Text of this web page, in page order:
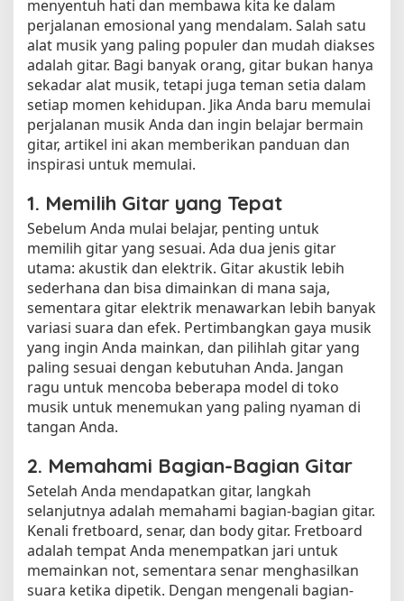
menyentuh hati dan membawa kita ke dalam
perjalanan emosional yang mendalam. Salah satu
alat musik yang paling populer dan mudah diakses
adalah gitar. Bagi banyak orang, gitar bukan hanya
sekadar alat musik, tetapi juga teman setia dalam
setiap momen kehidupan. Jika Anda baru memulai
perjalanan musik Anda dan ingin belajar bermain
gitar, artikel ini akan memberikan panduan dan
inspirasi untuk memulai.
1. Memilih Gitar yang Tepat
Sebelum Anda mulai belajar, penting untuk
memilih gitar yang sesuai. Ada dua jenis gitar
utama: akustik dan elektrik. Gitar akustik lebih
sederhana dan bisa dimainkan di mana saja,
sementara gitar elektrik menawarkan lebih banyak
variasi suara dan efek. Pertimbangkan gaya musik
yang ingin Anda mainkan, dan pilihlah gitar yang
paling sesuai dengan kebutuhan Anda. Jangan
ragu untuk mencoba beberapa model di toko
musik untuk menemukan yang paling nyaman di
tangan Anda.
2. Memahami Bagian-Bagian Gitar
Setelah Anda mendapatkan gitar, langkah
selanjutnya adalah memahami bagian-bagian gitar.
Kenali fretboard, senar, dan body gitar. Fretboard
adalah tempat Anda menempatkan jari untuk
memainkan not, sementara senar menghasilkan
suara ketika dipetik. Dengan mengenali bagian-